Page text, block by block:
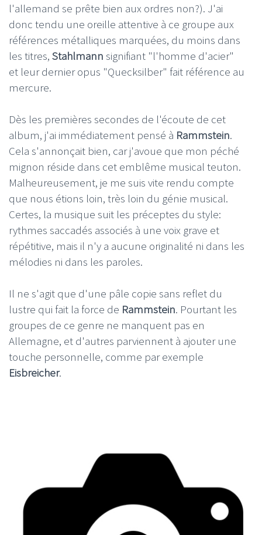
l'allemand se prête bien aux ordres non?). J'ai
donc tendu une oreille attentive à ce groupe aux
références métalliques marquées, du moins dans
les titres, Stahlmann signifiant "l'homme d'acier"
et leur dernier opus "Quecksilber" fait référence au
mercure.
Dès les premières secondes de l'écoute de cet
album, j'ai immédiatement pensé à Rammstein.
Cela s'annonçait bien, car j'avoue que mon péché
mignon réside dans cet emblême musical teuton.
Malheureusement, je me suis vite rendu compte
que nous étions loin, très loin du génie musical.
Certes, la musique suit les préceptes du style:
rythmes saccadés associés à une voix grave et
répétitive, mais il n'y a aucune originalité ni dans les
mélodies ni dans les paroles.
Il ne s'agit que d'une pâle copie sans reflet du
lustre qui fait la force de Rammstein. Pourtant les
groupes de ce genre ne manquent pas en
Allemagne, et d'autres parviennent à ajouter une
touche personnelle, comme par exemple
Eisbreicher.